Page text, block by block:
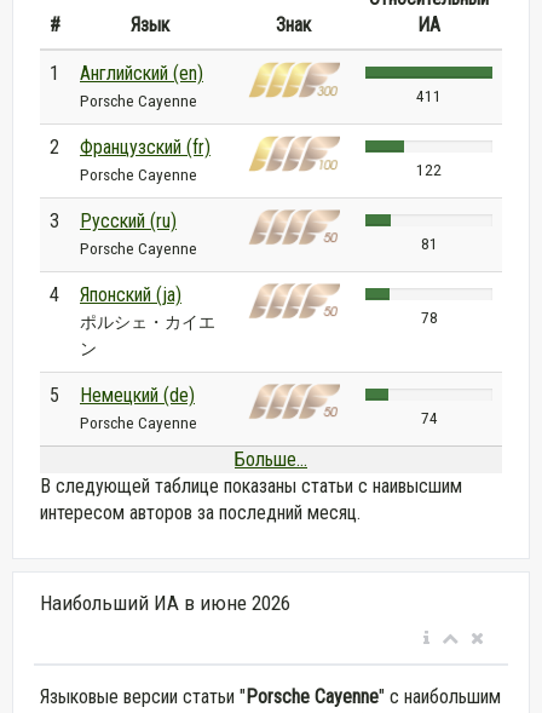
# Язык Знак
ИА
1 Английский (en)
Porsche Cayenne 411
2 Французский (fr)
Porsche Cayenne 122
3 Русский (ru)
Porsche Cayenne 81
4 Японский (ja)
ポルシェ・カイエ
ン
78
5 Немецкий (de)
Porsche Cayenne 74
Больше...
В следующей таблице показаны статьи с наивысшим
интересом авторов за последний месяц.
Наибольший ИА в июне 2026
Языковые версии статьи "Porsche Cayenne" с наибольшим